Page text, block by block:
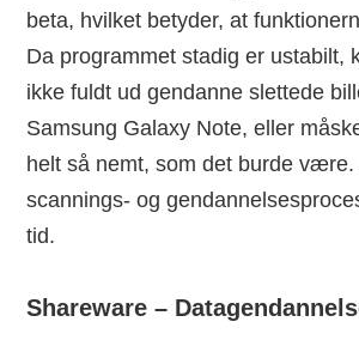
beta, hvilket betyder, at
Da programmet stadig er ustabilt,
ikke fuldt ud gendanne slettede
Samsung Galaxy Note, eller
helt så nemt, som det burde være.
scannings- og
tid.
Shareware –